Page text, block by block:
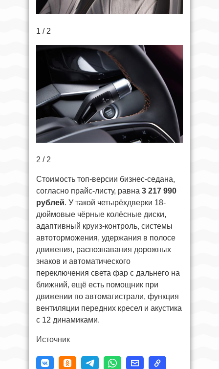
1 / 2
2 / 2
Стоимость топ-версии бизнес-седана,
согласно прайс-листу, равна 3 217 990
рублей. У такой четырёхдверки 18-
дюймовые чёрные колёсные диски,
адаптивный круиз-контроль, системы
автоторможения, удержания в полосе
движения, распознавания дорожных
знаков и автоматического
переключения света фар с дальнего на
ближний, ещё есть помощник при
движении по автомагистрали, функция
вентиляции передних кресел и акустика
с 12 динамиками.
Источник